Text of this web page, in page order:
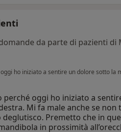
da parte di pazienti di
ho iniziato a sentire un dolore sotto la
perché oggi ho iniziato a
Mi fa male anche se non
deglutisco. Premetto che in
in prossimità